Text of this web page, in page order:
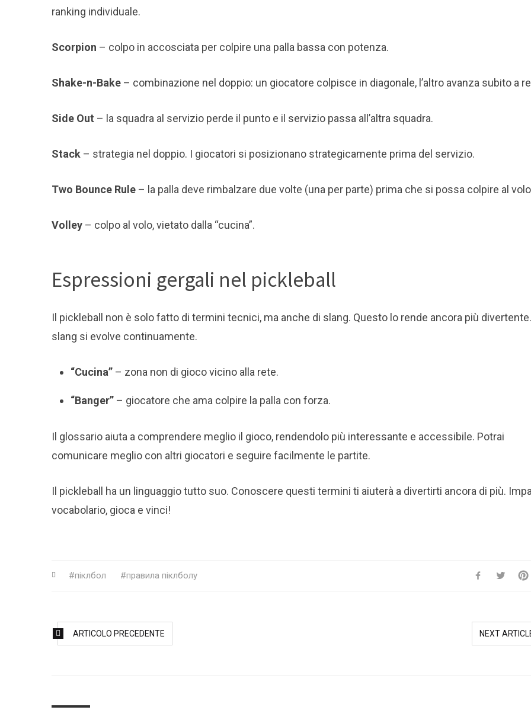
ranking individuale.
Scorpion – colpo in accosciata per colpire una palla bassa con potenza.
Shake-n-Bake – combinazione nel doppio: un giocatore colpisce in diagonale, l’altro avanza subito a
Side Out – la squadra al servizio perde il punto e il servizio passa all’altra squadra.
Stack – strategia nel doppio. I giocatori si posizionano strategicamente prima del servizio.
Two Bounce Rule – la palla deve rimbalzare due volte (una per parte) prima che si possa colpire al
Volley – colpo al volo, vietato dalla “cucina”.
Espressioni gergali nel pickleball
Il pickleball non è solo fatto di termini tecnici, ma anche di slang. Questo lo rende ancora più
slang si evolve continuamente.
“Cucina” – zona non di gioco vicino alla rete.
“Banger” – giocatore che ama colpire la palla con forza.
Il glossario aiuta a comprendere meglio il gioco, rendendolo più interessante e accessibile. Potrai
comunicare meglio con altri giocatori e seguire facilmente le partite.
Il pickleball ha un linguaggio tutto suo. Conoscere questi termini ti aiuterà a divertirti ancora di più.
vocabolario, gioca e vinci!
піклбол правила піклболу
ARTICOLO PRECEDENTE NEXT